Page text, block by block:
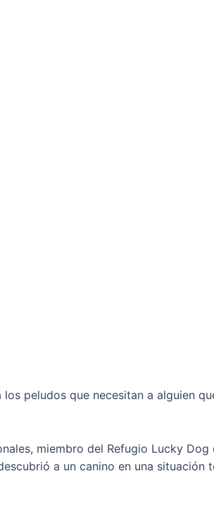
peludos que necesitan a alguien
miembro del Refugio Lucky
a un canino en una situación